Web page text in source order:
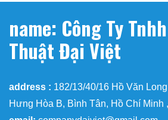
name: Công Ty
Thuật Đại Việt
address : 182/13/40/16 Hồ Văn
Hưng Hòa B, Bình Tân, Hồ Chí Minh